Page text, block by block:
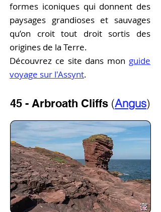
formes iconiques qui donnent des
paysages grandioses et sauvages
qu’on croit tout droit sortis des
origines de la Terre.
Découvrez ce site dans mon guide
voyage sur l'Assynt.
45 - Arbroath Cliffs (Angus)